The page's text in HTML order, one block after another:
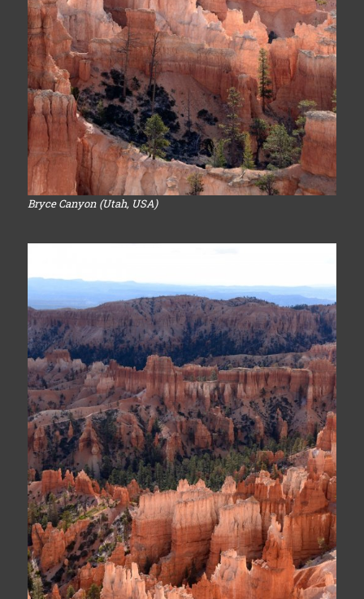
Bryce Canyon (Utah, USA)